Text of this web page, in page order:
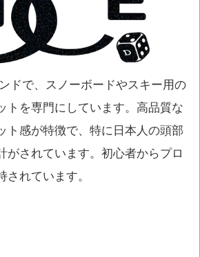
ドで、スノーボードやスキー用の
トを専門にしています。高品質な
ト感が特徴で、特に日本人の頭部
がされています。初心者からプロ
されています。